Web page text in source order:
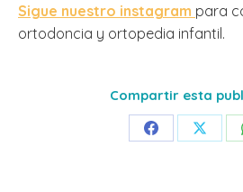
Sigue nuestro instagram para
ortodoncia y ortopedia infantil.
Compartir esta
Share Share